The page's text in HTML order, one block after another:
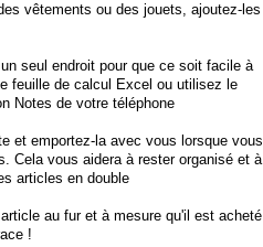
vêtements ou des jouets, ajoutez-les
seul endroit pour que ce soit facile à
feuille de calcul Excel ou utilisez le
Notes de votre téléphone
et emportez-la avec vous lorsque vous
Cela vous aidera à rester organisé et à
articles en double
au fur et à mesure qu'il est acheté
!